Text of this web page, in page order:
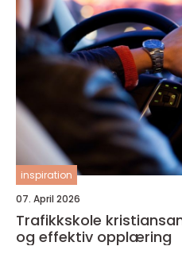
inspiration
07. April 2026
Trafikkskole kristiansand slik finner du
og effektiv opplæring